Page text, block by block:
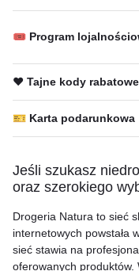
🎟 Program
❤️ Tajne kody rabatowe
🎫 Karta podarunkowa
Jeśli szukasz
oraz szerokiego
Drogeria Natura to sieć
internetowych powstała
sieć stawia na
oferowanych